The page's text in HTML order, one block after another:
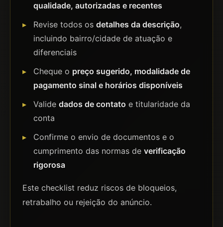
qualidade, autorizadas e recentes
Revise todos os detalhes da descrição,
incluindo bairro/cidade de atuação e
diferenciais
Cheque o preço sugerido, modalidade de
pagamento sinal e horários disponíveis
Valide dados de contato e titularidade da
conta
Confirme o envio de documentos e o
cumprimento das normas de verificação
rigorosa
Este checklist reduz riscos de bloqueios,
retrabalho ou rejeição do anúncio.